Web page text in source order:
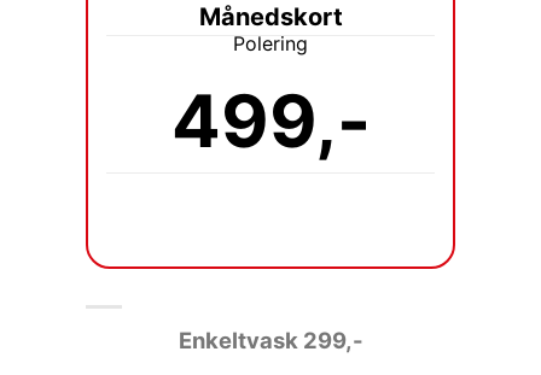
Månedskort
Polering
499,-
Enkeltvask 299,-